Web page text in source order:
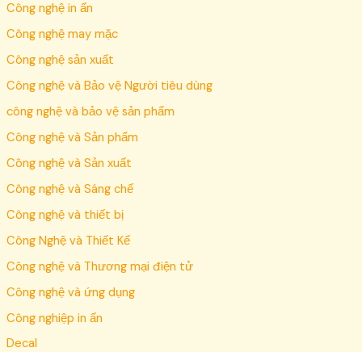
Công nghệ in ấn
Công nghệ may mặc
Công nghệ sản xuất
Công nghệ và Bảo vệ Người tiêu dùng
công nghệ và bảo vệ sản phẩm
Công nghệ và Sản phẩm
Công nghệ và Sản xuất
Công nghệ và Sáng chế
Công nghệ và thiết bị
Công Nghệ và Thiết Kế
Công nghệ và Thương mại điện tử
Công nghệ và ứng dụng
Công nghiệp in ấn
Decal